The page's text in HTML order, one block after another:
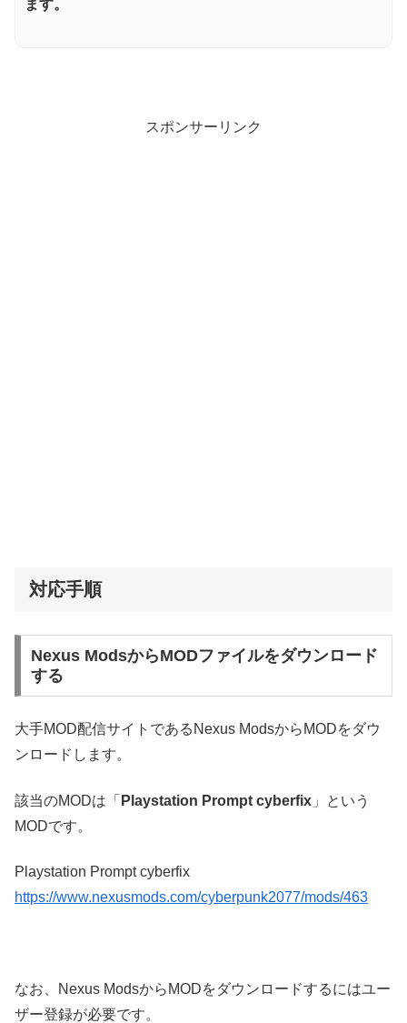
ます。
スポンサーリンク
対応手順
Nexus ModsからMODファイルをダウンロード
する
大手MOD配信サイトであるNexus ModsからMODをダウ
ンロードします。
該当のMODは「 Playstation Prompt cyberfix 」という
MODです。
Playstation Prompt cyberfix
https://www.nexusmods.com/cyberpunk2077/mods/463
なお、Nexus ModsからMODをダウンロードするにはユー
ザー登録が必要です。